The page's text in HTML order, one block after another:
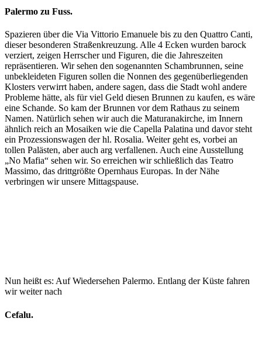
Palermo zu Fuss.
Spazieren über die Via Vittorio Emanuele bis zu den Quattro Canti,
dieser besonderen Straßenkreuzung. Alle 4 Ecken wurden barock
verziert, zeigen Herrscher und Figuren, die die Jahreszeiten
repräsentieren. Wir sehen den sogenannten Schambrunnen, seine
unbekleideten Figuren sollen die Nonnen des gegenüberliegenden
Klosters verwirrt haben, andere sagen, dass die Stadt wohl andere
Probleme hätte, als für viel Geld diesen Brunnen zu kaufen, es wäre
eine Schande. So kam der Brunnen vor dem Rathaus zu seinem
Namen. Natürlich sehen wir auch die Maturanakirche, im Innern
ähnlich reich an Mosaiken wie die Capella Palatina und davor steht
ein Prozessionswagen der hl. Rosalia. Weiter geht es, vorbei an
tollen Palästen, aber auch arg verfallenen. Auch eine Ausstellung
„No Mafia“ sehen wir. So erreichen wir schließlich das Teatro
Massimo, das drittgrößte Opernhaus Europas. In der Nähe
verbringen wir unsere Mittagspause.
Nun heißt es: Auf Wiedersehen Palermo. Entlang der Küste fahren
wir weiter nach
Cefalu.